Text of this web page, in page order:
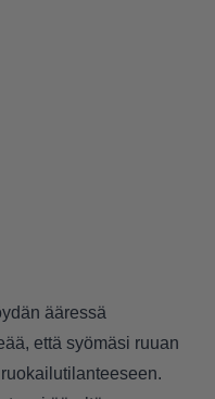
ääressä
että syömäsi ruuan